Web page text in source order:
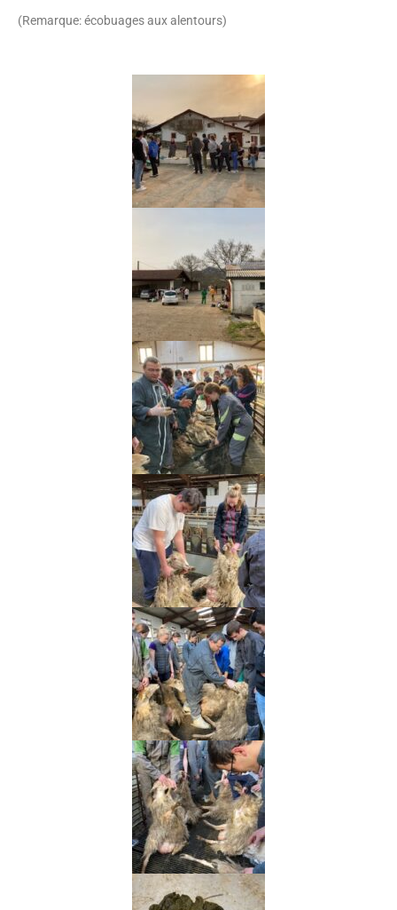
(Remarque: écobuages aux alentours)